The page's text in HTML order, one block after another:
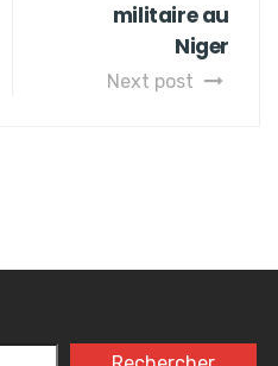
militaire au
Niger
Next post